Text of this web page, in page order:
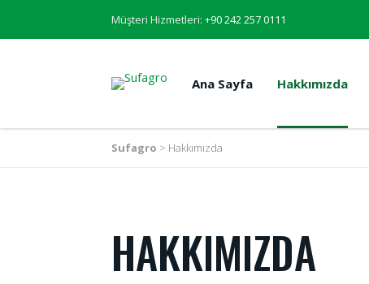
Müşteri Hizmetleri: +90 242 257 0111
Ana Sayfa Hakkımızda
Sufagro > Hakkımızda
HAKKIMIZDA